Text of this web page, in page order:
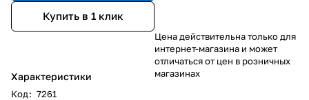
Купить в 1 клик
Характеристики
Код: 7261
Цена действительна только для
интернет-магазина и может
отличаться от цен в розничных
магазинах